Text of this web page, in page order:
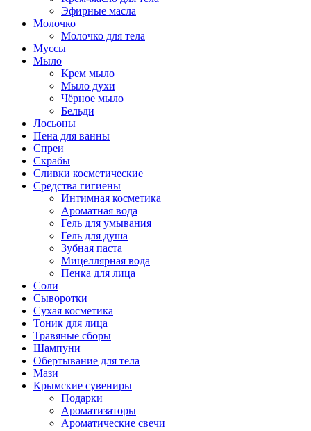
Эфирные масла
Молочко
Молочко для тела
Муссы
Мыло
Крем мыло
Мыло духи
Чёрное мыло
Бельди
Лосьоны
Пена для ванны
Спреи
Скрабы
Сливки косметические
Средства гигиены
Интимная косметика
Ароматная вода
Гель для умывания
Гель для душа
Зубная паста
Мицеллярная вода
Пенка для лица
Соли
Сыворотки
Сухая косметика
Тоник для лица
Травяные сборы
Шампуни
Обертывание для тела
Мази
Крымские сувениры
Подарки
Ароматизаторы
Ароматические свечи